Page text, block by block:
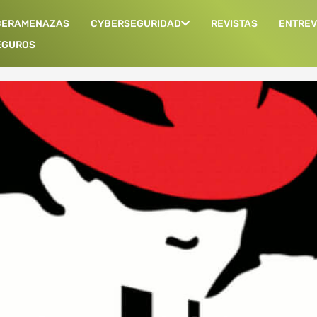
CYBERSEGURIDAD REVISTAS